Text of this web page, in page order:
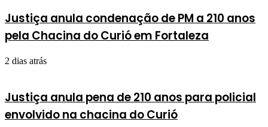
Justiça anula condenação de PM a 210 anos
pela Chacina do Curió em Fortaleza
2 dias atrás
Justiça anula pena de 210 anos para policial
envolvido na chacina do Curió